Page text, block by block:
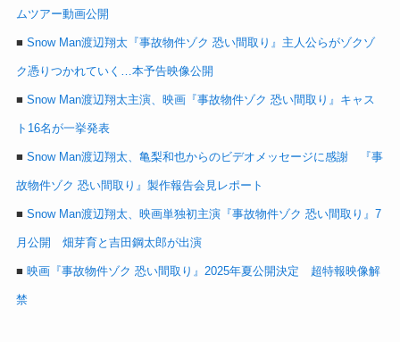
ムツアー動画公開
■ Snow Man渡辺翔太『事故物件ゾク 恐い間取り』主人公らがゾクゾ
ク憑りつかれていく…本予告映像公開
■ Snow Man渡辺翔太主演、映画『事故物件ゾク 恐い間取り』キャス
ト16名が一挙発表
■ Snow Man渡辺翔太、亀梨和也からのビデオメッセージに感謝 『事
故物件ゾク 恐い間取り』製作報告会見レポート
■ Snow Man渡辺翔太、映画単独初主演『事故物件ゾク 恐い間取り』7
月公開 畑芽育と吉田鋼太郎が出演
■ 映画『事故物件ゾク 恐い間取り』2025年夏公開決定 超特報映像解
禁